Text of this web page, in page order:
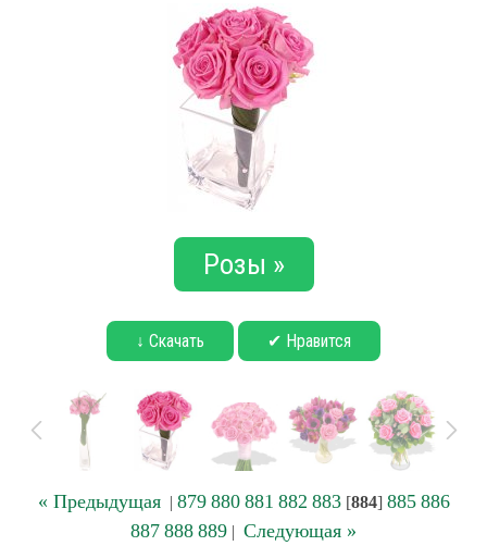
Розы »
↓ Скачать ✔ Нравится
« Предыдущая| 879 880 881 882 883[884] 885 886
887 888 889 | Следующая »